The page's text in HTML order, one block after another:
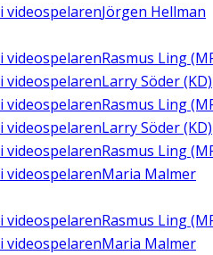
i videospelarenJörgen Hellman
i videospelarenRasmus Ling
i videospelarenLarry Söder (KD)
i videospelarenRasmus Ling
i videospelarenLarry Söder (KD)
i videospelarenRasmus Ling
i videospelarenMaria Malmer
i videospelarenRasmus Ling
i videospelarenMaria Malmer